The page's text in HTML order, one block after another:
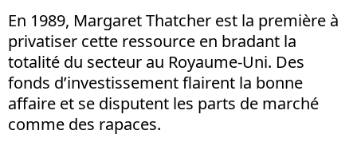
En 1989, Margaret Thatcher est la première à
privatiser cette ressource en bradant la
totalité du secteur au Royaume-Uni. Des
fonds d’investissement flairent la bonne
affaire et se disputent les parts de marché
comme des rapaces.